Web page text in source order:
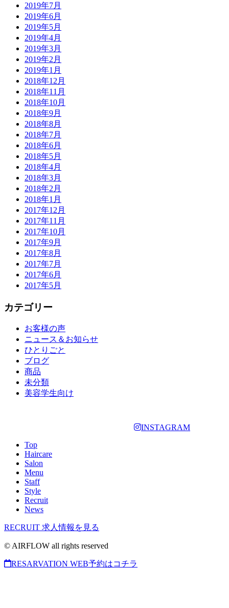
2019年7月
2019年6月
2019年5月
2019年4月
2019年3月
2019年2月
2019年1月
2018年12月
2018年11月
2018年10月
2018年9月
2018年8月
2018年7月
2018年6月
2018年5月
2018年4月
2018年3月
2018年2月
2018年1月
2017年12月
2017年11月
2017年10月
2017年9月
2017年8月
2017年7月
2017年6月
2017年5月
カテゴリー
お客様の声
ニュース＆お知らせ
ひとりごと
ブログ
商品
未分類
美容学生向け
INSTAGRAM
Top
Haircare
Salon
Menu
Staff
Style
Recruit
News
RECRUIT 求人情報を見る
© AIRFLOW all rights reserved
RESARVATION WEB予約はコチラ